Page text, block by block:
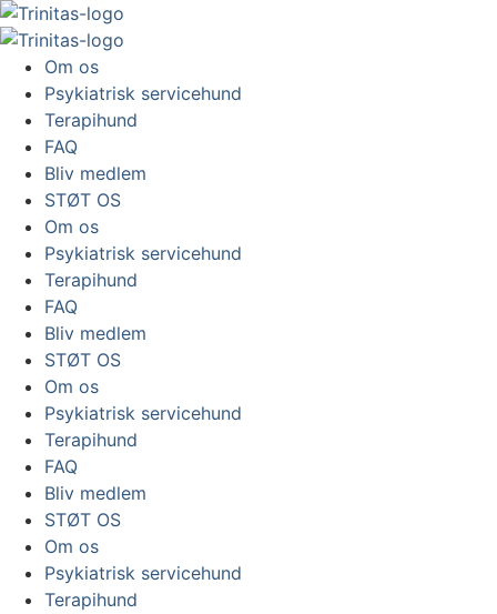
Om os
Psykiatrisk servicehund
Terapihund
FAQ
Bliv medlem
STØT OS
Om os
Psykiatrisk servicehund
Terapihund
FAQ
Bliv medlem
STØT OS
Om os
Psykiatrisk servicehund
Terapihund
FAQ
Bliv medlem
STØT OS
Om os
Psykiatrisk servicehund
Terapihund